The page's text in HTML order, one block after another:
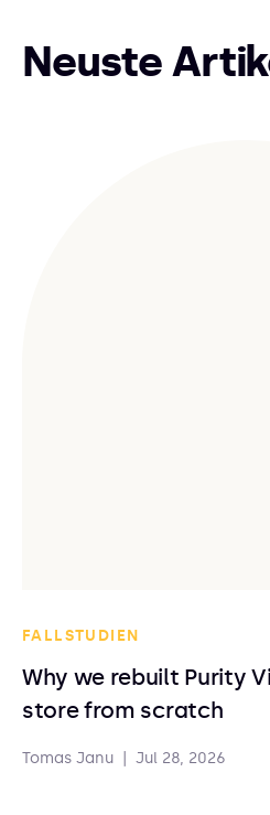
Neuste
FALLSTUDIEN
Why we rebuilt Purity
store from scratch
Tomas Janu Jul 28, 2026